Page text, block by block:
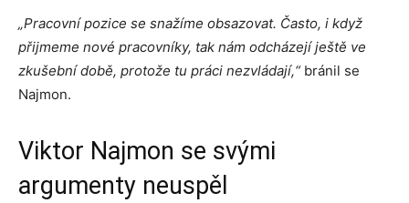
„Pracovní pozice se snažíme obsazovat. Často, i když
přijmeme nové pracovníky, tak nám odcházejí ještě ve
zkušební době, protože tu práci nezvládají,“bránil se
Najmon.
Viktor Najmon se svými
argumenty neuspěl